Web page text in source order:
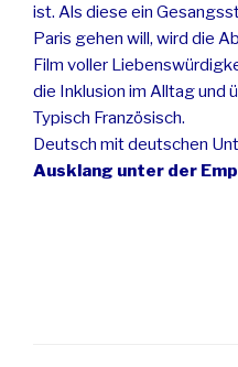
ist. Als diese ein
Paris gehen will, wird die
Film voller
die Inklusion im Alltag und
Typisch Französisch.
Deutsch mit deutschen
Ausklang unter der